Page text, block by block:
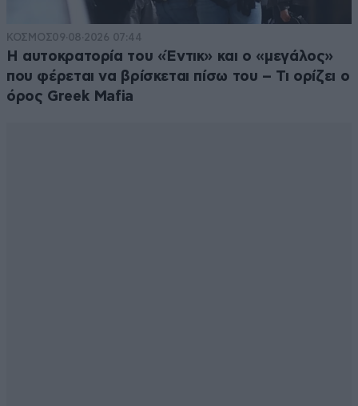
ΚΟΣΜΟΣ09·08·2026 07:44
Η αυτοκρατορία του «Έντικ» και ο «μεγάλος»
που φέρεται να βρίσκεται πίσω του – Τι ορίζει ο
όρος Greek Mafia